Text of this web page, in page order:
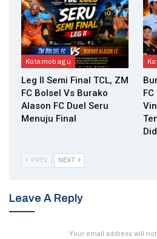
Kotamobagu
Leg II Semi Final TCL, ZM
FC Bolsel Vs Burako
Alason FC Duel Seru
Menuju Final
PREV NEXT
Leave A Reply
Your email address will